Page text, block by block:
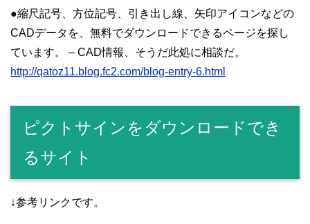
●縮尺記号、方位記号、引き出し線、矢印アイコンなどの
CADデータを、無料でダウンロードできるページを探し
ています。 – CAD情報、そうだ此処に相談だ。
http://qatoz11.blog.fc2.com/blog-entry-6.html
ピクトサインをダウンロードでき
るサイト
↓参考リンクです。